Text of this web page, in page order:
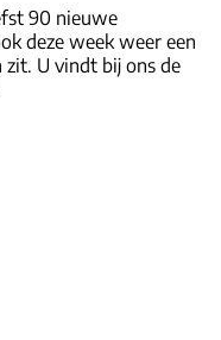
90 nieuwe
deze week weer een
zit. U vindt bij ons de